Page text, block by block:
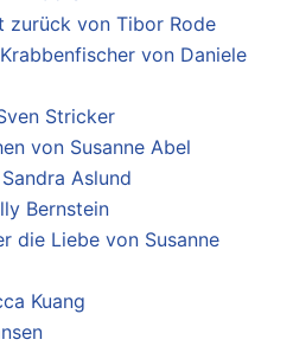
zurück von Tibor Rode
von Daniele
Stricker
von Susanne Abel
Aslund
Bernstein
die Liebe von Susanne
Kuang